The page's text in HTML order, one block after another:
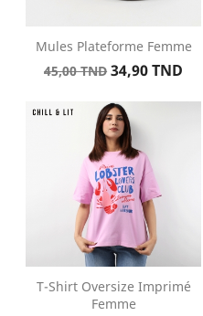
Mules Plateforme Femme
Prix
base
45,00 TND Prix
34,90 TND
T-Shirt Oversize Imprimé
Femme